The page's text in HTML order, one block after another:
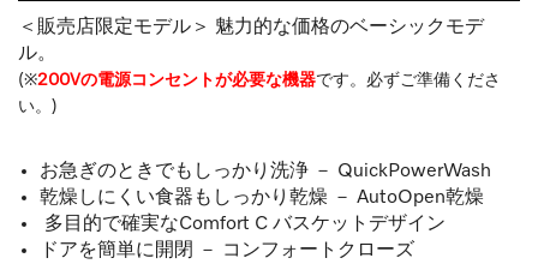
＜販売店限定モデル＞ 魅力的な価格のベーシックモデ
ル。
(※200Vの電源コンセントが必要な機器です。必ずご準備くださ
い。)
お急ぎのときでもしっかり洗浄 － QuickPowerWash
乾燥しにくい食器もしっかり乾燥 － AutoOpen乾燥
多目的で確実なComfort C バスケットデザイン
ドアを簡単に開閉 － コンフォートクローズ